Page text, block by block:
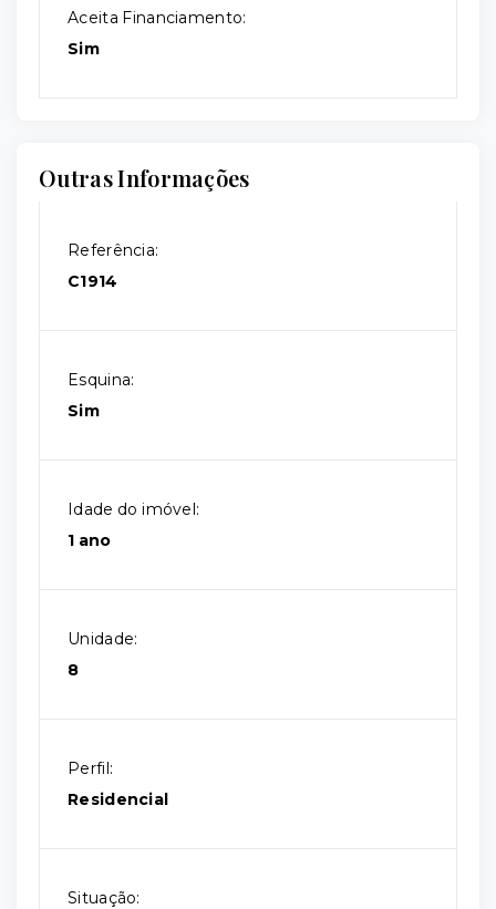
Aceita Financiamento:
Sim
Outras Informações
Referência:
C1914
Esquina:
Sim
Idade do imóvel:
1 ano
Unidade:
8
Perfil:
Residencial
Situação: